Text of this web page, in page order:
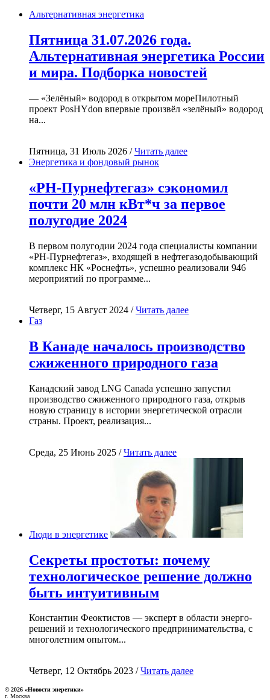
Альтернативная энергетика
Пятница 31.07.2026 года.
Альтернативная энергетика России
и мира. Подборка новостей
— «Зелёный» водород в открытом мореПилотный
проект PosHYdon впервые произвёл «зелёный» водород
на...
Пятница, 31 Июль 2026 /Читать далее
Энергетика и фондовый рынок
«РН-Пурнефтегаз» сэкономил
почти 20 млн кВт*ч за первое
полугодие 2024
В первом полугодии 2024 года специалисты компании
«РН-Пурнефтегаз», входящей в нефтегазодобывающий
комплекс НК «Роснефть», успешно реализовали 946
мероприятий по программе...
Четверг, 15 Август 2024 /Читать далее
Газ
В Канаде началось производство
сжиженного природного газа
Канадский завод LNG Canada успешно запустил
производство сжиженного природного газа, открыв
новую страницу в истории энергетической отрасли
страны. Проект, реализация...
Среда, 25 Июнь 2025 /Читать далее
Люди в энергетике
Секреты простоты: почему
технологическое решение должно
быть интуитивным
Константин Феоктистов — эксперт в области энерго-
решений и технологического предпринимательства, с
многолетним опытом...
Четверг, 12 Октябрь 2023 /Читать далее
© 2026 «Новости энеретики»
г. Москва